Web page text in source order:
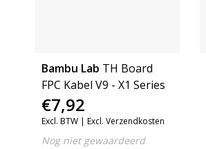
Bambu Lab TH Board
FPC Kabel V9 - X1 Series
€7,92
Excl. BTW | Excl. Verzendkosten
Nog niet gewaardeerd